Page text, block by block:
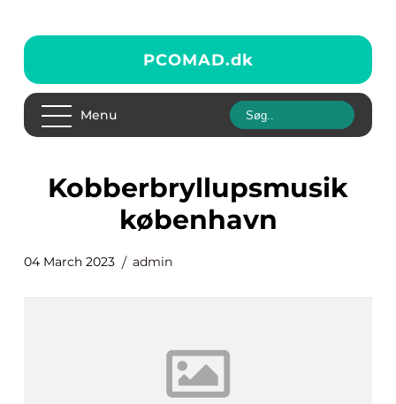
PCOMAD.dk
Menu
kobberbryllupsmusik
københavn
04 March 2023 admin